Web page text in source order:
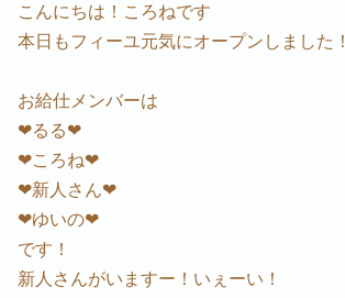
こんにちは！ころねです
本日もフィーユ元気にオープンしました！
お給仕メンバーは
❤︎るる❤︎
❤︎ころね❤︎
❤︎新人さん❤︎
❤︎ゆいの❤︎
です！
新人さんがいますー！いぇーい！